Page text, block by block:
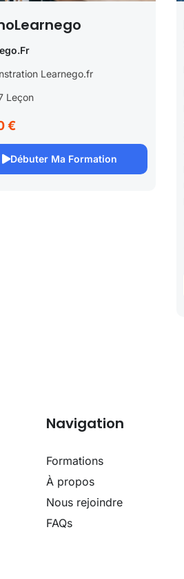
Learnego.fr
Leçon
€
Débuter Ma Formation
Navigation
Formations
À propos
Nous rejoindre
FAQs